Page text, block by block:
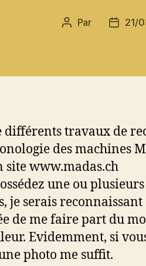
Auteur
Par
Date
21/
différents travaux de
des machines
site www.madas.ch
une ou
je serais
de me faire part du
Evidemment, si
photo me suffit.